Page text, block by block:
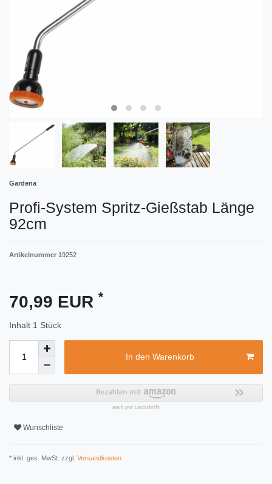
Gardena
Profi-System Spritz-Gießstab Länge
92cm
Artikelnummer 19252
70,99 EUR *
Inhalt 1 Stück
In den Warenkorb
Wunschliste
* inkl. ges. MwSt. zzgl. Versandkosten